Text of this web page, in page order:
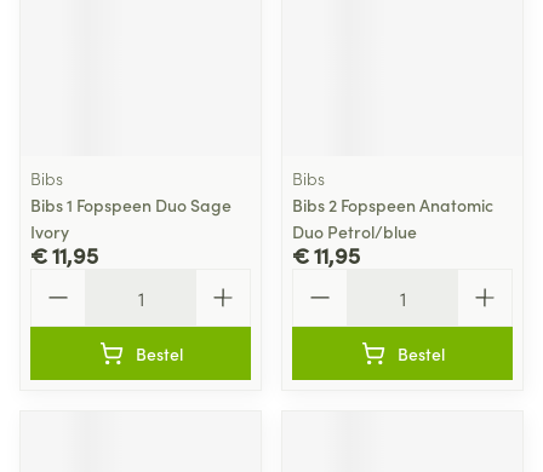
Bibs
Bibs 1 Fopspeen Duo Sage
Ivory
€ 11,95
Bestel
Bibs
Bibs 2 Fopspeen Anatomic
Duo Petrol/blue
€ 11,95
Bestel